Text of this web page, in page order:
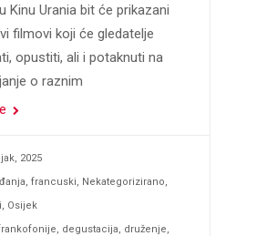
Kinu Urania bit će prikazani
filmovi koji će gledatelje
opustiti, ali i potaknuti na
o raznim
2025
francuski Nekategorizirano
Osijek
degustacija druženje